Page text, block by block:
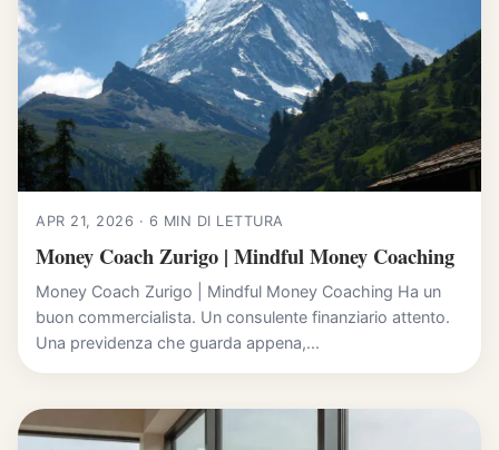
APR 21, 2026 · 6 MIN DI LETTURA
Money Coach Zurigo | Mindful Money Coaching
Money Coach Zurigo | Mindful Money Coaching Ha un
buon commercialista. Un consulente finanziario attento.
Una previdenza che guarda appena,...